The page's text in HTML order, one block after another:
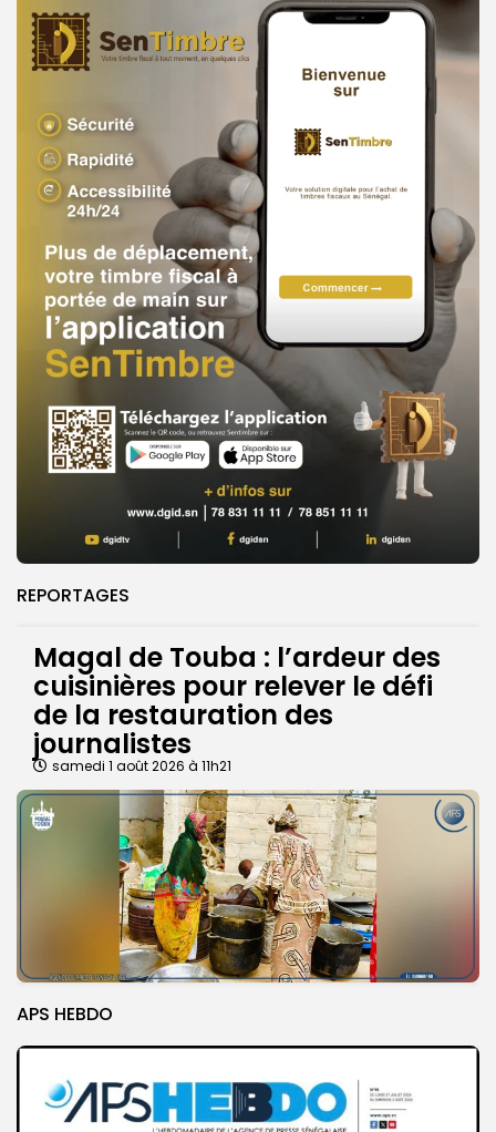
REPORTAGES
Magal de Touba : l’ardeur des
cuisinières pour relever le défi
de la restauration des
journalistes
samedi 1 août 2026 à 11h21
APS HEBDO